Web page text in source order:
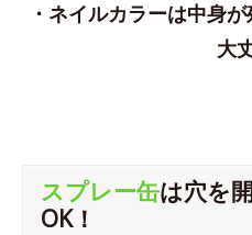
・ネイルカラーは中身
大
スプレー缶は穴を
OK！